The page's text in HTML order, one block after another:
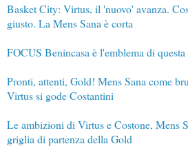
Basket City: Virtus, il 'nuovo' avanza.
giusto. La Mens Sana è corta
FOCUS Benincasa è l'emblema di questa
Pronti, attenti, Gold! Mens Sana come
Virtus si gode Costantini
Le ambizioni di Virtus e Costone, Mens
griglia di partenza della Gold